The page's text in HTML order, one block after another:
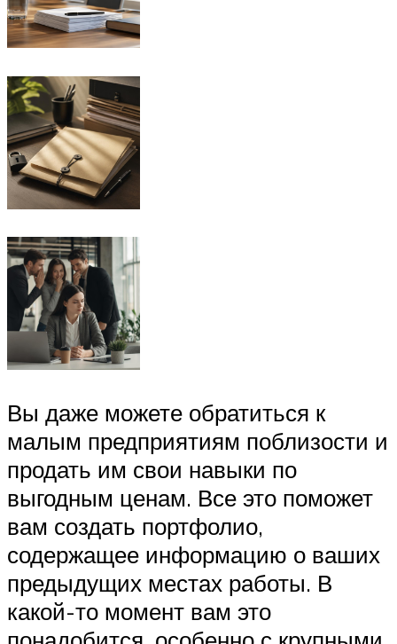
Вы даже можете обратиться к
малым предприятиям поблизости и
продать им свои навыки по
выгодным ценам. Все это поможет
вам создать портфолио,
содержащее информацию о ваших
предыдущих местах работы. В
какой-то момент вам это